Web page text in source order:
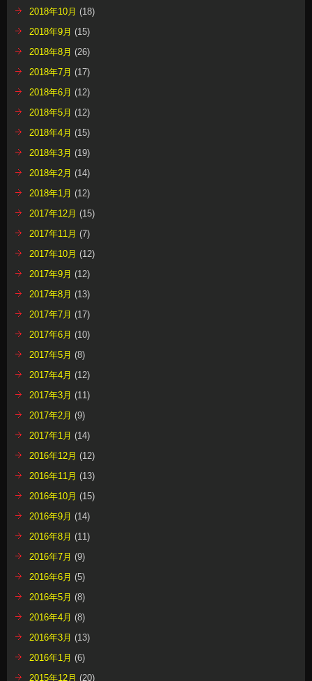
2018年10月 (18)
2018年9月 (15)
2018年8月 (26)
2018年7月 (17)
2018年6月 (12)
2018年5月 (12)
2018年4月 (15)
2018年3月 (19)
2018年2月 (14)
2018年1月 (12)
2017年12月 (15)
2017年11月 (7)
2017年10月 (12)
2017年9月 (12)
2017年8月 (13)
2017年7月 (17)
2017年6月 (10)
2017年5月 (8)
2017年4月 (12)
2017年3月 (11)
2017年2月 (9)
2017年1月 (14)
2016年12月 (12)
2016年11月 (13)
2016年10月 (15)
2016年9月 (14)
2016年8月 (11)
2016年7月 (9)
2016年6月 (5)
2016年5月 (8)
2016年4月 (8)
2016年3月 (13)
2016年1月 (6)
2015年12月 (20)